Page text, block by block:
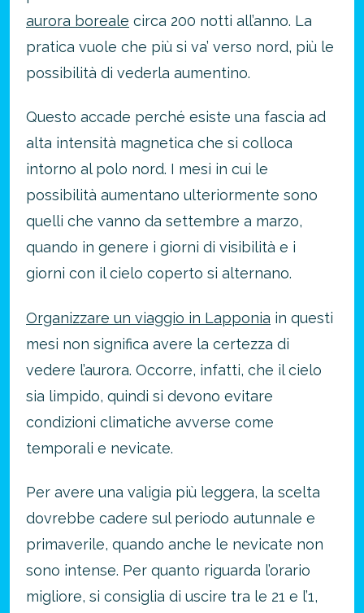
aurora boreale circa 200 notti all’anno. La
pratica vuole che più si va’ verso nord, più le
possibilità di vederla aumentino.
Questo accade perché esiste una fascia ad
alta intensità magnetica che si colloca
intorno al polo nord. I mesi in cui le
possibilità aumentano ulteriormente sono
quelli che vanno da settembre a marzo,
quando in genere i giorni di visibilità e i
giorni con il cielo coperto si alternano.
Organizzare un viaggio in Lapponia in questi
mesi non significa avere la certezza di
vedere l’aurora. Occorre, infatti, che il cielo
sia limpido, quindi si devono evitare
condizioni climatiche avverse come
temporali e nevicate.
Per avere una valigia più leggera, la scelta
dovrebbe cadere sul periodo autunnale e
primaverile, quando anche le nevicate non
sono intense. Per quanto riguarda l’orario
migliore, si consiglia di uscire tra le 21 e l’1,